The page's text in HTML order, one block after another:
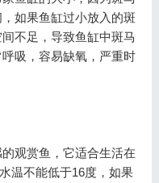
如果鱼缸过小放入的斑
不足，导致鱼缸中斑马
吸，容易缺氧，严重时
观赏鱼，它适合生活在
温不能低于16度，如果